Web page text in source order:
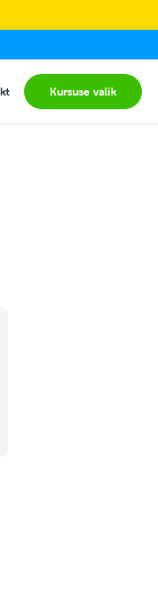
Kursuse valik